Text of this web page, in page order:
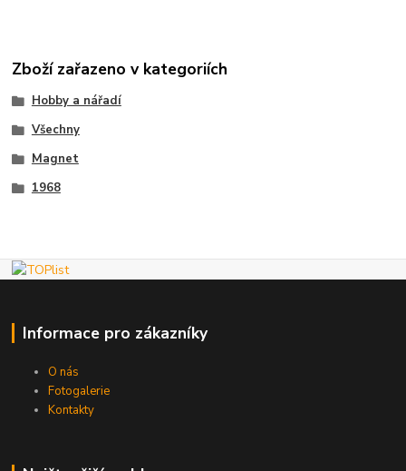
Zboží zařazeno v kategoriích
Hobby a nářadí
Všechny
Magnet
1968
Informace pro zákazníky
O nás
Fotogalerie
Kontakty